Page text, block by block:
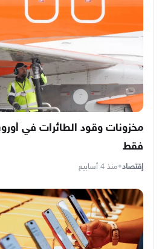
فقط
إقتصاد•منذ 4 أسابيع